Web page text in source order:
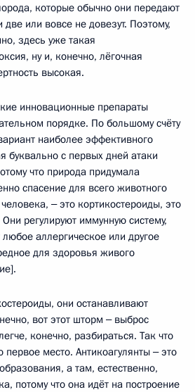
которые обычно они передают
две или вовсе не довезут. Поэтому,
здесь уже такая
ну и, конечно, лёгочная
высокая.
инновационные препараты
порядке. По большому счёту
наиболее эффективного
буквально с первых дней атаки
что природа придумала
спасение для всего животного
‒ это кортикостероиды, это
регулируют иммунную систему,
аллергическое или другое
для здоровья живого
они останавливают
вот этот шторм ‒ выброс
конечно, разбираться. Так что
первое место. Антикоагулянты ‒ это
а там, естественно,
потому что она идёт на построение